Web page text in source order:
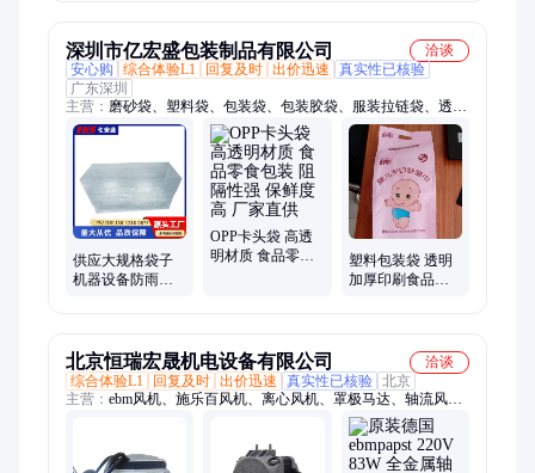
深圳市亿宏盛包装制品有限公司
洽谈
安心购
综合体验L1 回复及时 出价迅速
真实性已核验
广东深圳
主营： 磨砂袋、塑料袋、包装袋、包装胶袋、服装拉链袋、透明
包装平口袋
供应大规格袋子
机器设备防雨防
OPP卡头袋 高透
明材质 食品零食
塑料包装袋 透明
加厚印刷食品级
北京恒瑞宏晟机电设备有限公司
洽谈
综合体验L1
回复及时 出价迅速 真实性已核验 北京
主营： ebm风机、施乐百风机、离心风机、罩极马达、轴流风
机、变频器风机、空气净化风机、FFU风机、锅炉风机、
ebmpapst风机、wistro风机、nmb风机、abb风机、台达DELTA、
建准SUNON、EC风机、防爆风机、机柜风机、充电桩风机、防